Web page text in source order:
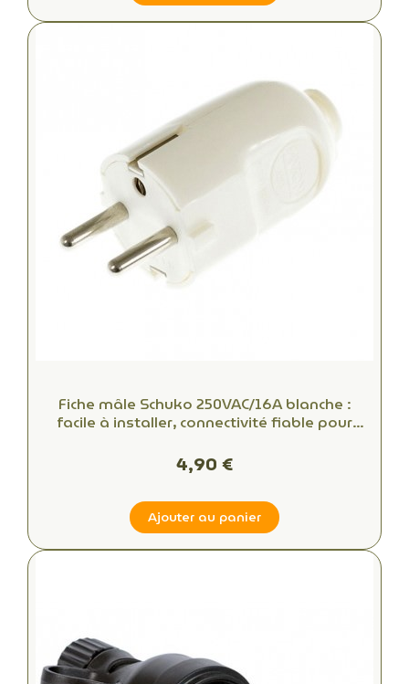
Fiche mâle Schuko 250VAC/16A blanche :
facile à installer, connectivité fiable pour
4,90 €
Ajouter au panier